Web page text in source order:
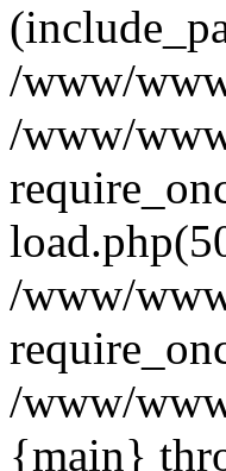
/www/
/www/
/www/
/www/
{main}